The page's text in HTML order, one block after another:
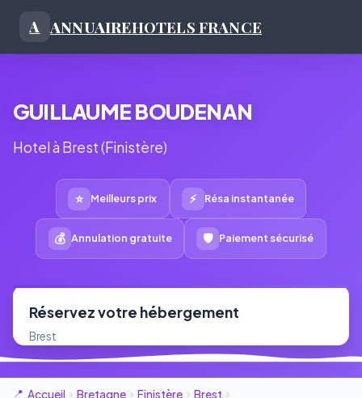
A ANNUAIREHOTELS FRANCE
GUILLAUME BOUDENAN
Hotel à Brest (Finistère)
⭐ Meilleurs prix ⚡ Résa instantanée
💰 Annulation gratuite 🛡 Paiement sécurisé
Réservez votre hébergement
Brest
Accueil Bretagne Finistère
Brest